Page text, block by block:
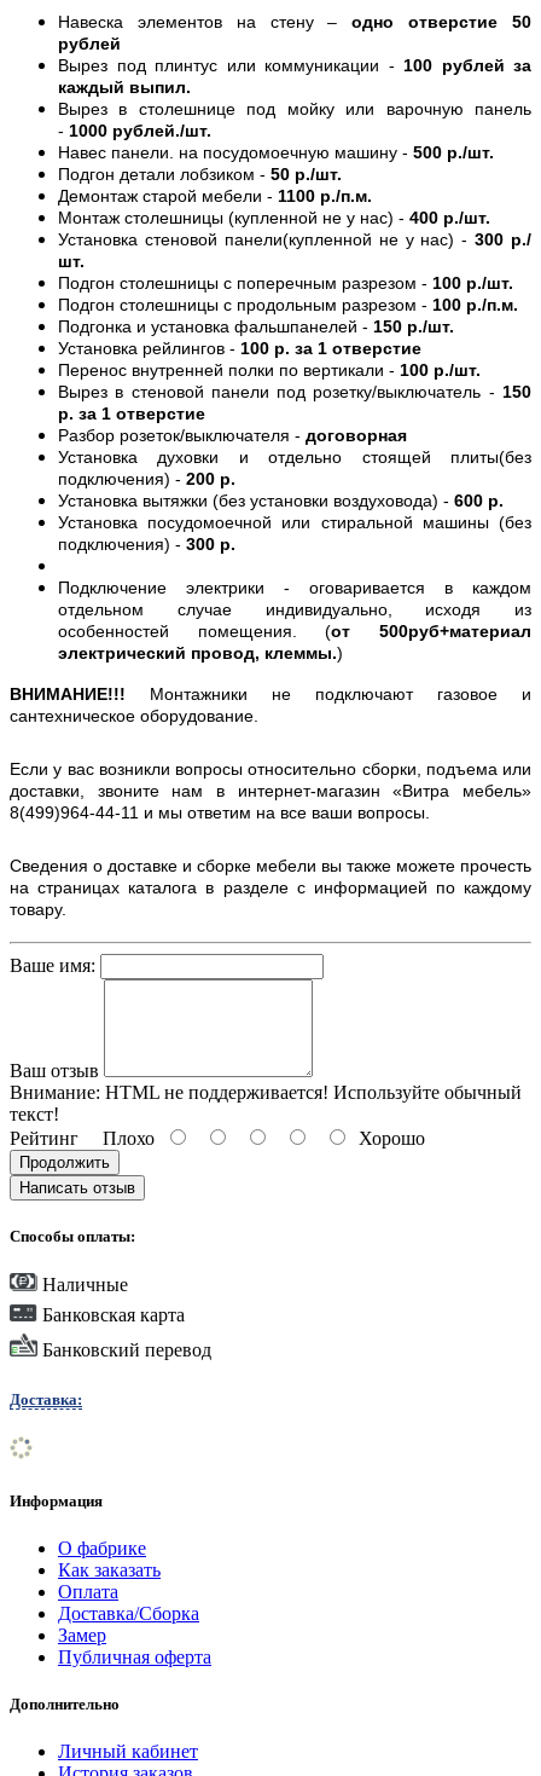
Навеска элементов на стену –одно отверстие 50
рублей
Вырез под плинтус или коммуникации - 100 рублей за
каждый выпил.
Вырез в столешнице под мойку или варочную панель
- 1000 рублей./шт.
Навес панели. на посудомоечную машину - 500 р./шт.
Подгон детали лобзиком - 50 р./шт.
Демонтаж старой мебели - 1100 р./п.м.
Монтаж столешницы (купленной не у нас) - 400 р./шт.
Установка стеновой панели(купленной не у нас) -300 р./
шт.
Подгон столешницы с поперечным разрезом - 100 р./шт.
Подгон столешницы с продольным разрезом - 100 р./п.м.
Подгонка и установка фальшпанелей - 150 р./шт.
Установка рейлингов - 100 р. за 1 отверстие
Перенос внутренней полки по вертикали - 100 р./шт.
Вырез в стеновой панели под розетку/выключатель - 150
р. за 1 отверстие
Разбор розеток/выключателя - договорная
Установка духовки и отдельно стоящей плиты(без
подключения) - 200 р.
Установка вытяжки (без установки воздуховода) - 600 р.
Установка посудомоечной или стиральной машины (без
подключения) - 300 р.
Подключение электрики - оговаривается в каждом
отдельном случае индивидуально, исходя из
особенностей помещения. (от 500руб+материал
электрический провод, клеммы.)
ВНИМАНИЕ!!! Монтажники не подключают газовое и
сантехническое оборудование.
Если у вас возникли вопросы относительно сборки, подъема или
доставки, звоните нам в интернет-магазин «Витра мебель»
8(499)964-44-11 и мы ответим на все ваши вопросы.
Сведения о доставке и сборке мебели вы также можете прочесть
на страницах каталога в разделе с информацией по каждому
товару.
Ваше имя:
Ваш отзыв
Внимание: HTML не поддерживается! Используйте обычный
текст!
Рейтинг Плохо Хорошо
Продолжить
Написать отзыв
Способы оплаты:
Наличные
Банковская карта
Банковский перевод
Доставка:
Информация
О фабрике
Как заказать
Оплата
Доставка/Сборка
Замер
Публичная оферта
Дополнительно
Личный кабинет